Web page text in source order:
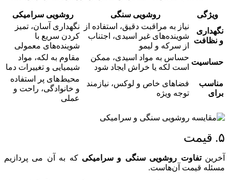
ویژگی روشویی سنگی
روشویی سرامیکی
نگهداری
و نظافت
نیاز به مراقبت دقیق، استفاده از
شوینده‌های غیر اسیدی، اجتناب
از سرکه و لیمو
نگهداری آسان، تمیز
کردن سریع با
شوینده‌های معمولی
حساسیت
حساس به مواد اسیدی، ممکن
است لکه یا خراش ایجاد شود
مقاوم به لکه، مواد
شیمیایی و تغییرات دما
مناسب
برای
فضاهای خاص و لوکس، نیازمند
توجه ویژه
محیط‌های پر استفاده
و خانوادگی، راحت و
عملی
۵. قیمت
آخرینتفاوت روشویی سنگی و سرامیکی که به آن می‌ پردازیم
مسئله قیمت آن‌هاست.